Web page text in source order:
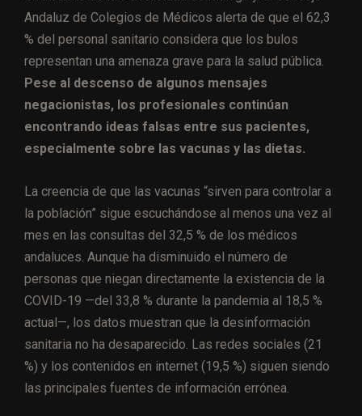
Andaluz de Colegios de Médicos alerta de que el 62,3
% del personal sanitario considera que los bulos
representan una amenaza grave para la salud pública.
Pese al descenso de algunos mensajes
negacionistas, los profesionales continúan
encontrando ideas falsas entre sus pacientes,
especialmente sobre las vacunas y las dietas.
La creencia de que las vacunas “sirven para controlar a
la población” sigue escuchándose al menos una vez al
mes en las consultas del 32,5 % de los médicos
andaluces. Aunque ha disminuido el número de
personas que niegan directamente la existencia de la
COVID-19 —del 33,8 % durante la pandemia al 18,5 %
actual—, los datos muestran que la desinformación
sanitaria no ha desaparecido. Las redes sociales (21
%) y los contenidos en internet (19,5 %) siguen siendo
las principales fuentes de información errónea.